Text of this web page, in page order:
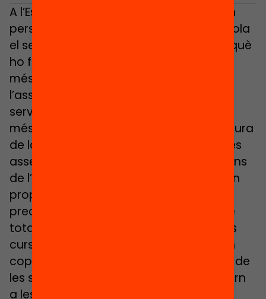
A l’Escola Sant Jordi volen enviar al món
persones que aixequin la mà, i com escola
el seu objectiu és donar-los espais perquè
ho facin. “Més enllà dels espais d’opinió
més informals, tenim espais com
l’assemblea o els consells d’infants, que
serveixen perquè els alumnes participin
més enllà de les seves aules en l’estructura
de la seva escola”, explica el director. Les
assemblees són òrgans fonamentals dins
de l’escola, on els alumnes debaten i fan
propostes arran dels temes que els
preocupen i que van anotant al llarg de
tota la setmana. Els delegats de tots els
cursos es reuneixen amb el Francesc un
cop al mes, li porten tot el que ha sortit de
les seves assemblees i després fan retorn
a les seves aules. “Tenim el consell verd